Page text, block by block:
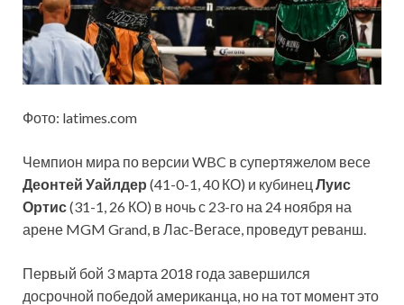
Фото: latimes.com
Чемпион мира по версии WBC в супертяжелом весе
Деонтей Уайлдер (41-0-1, 40 КО) и кубинец Луис
Ортис(31-1, 26 КО) в ночь с 23-го на 24 ноября на
арене MGM Grand, в Лас-Вегасе, проведут реванш.
Первый бой 3 марта 2018 года завершился
досрочной победой американца, но на тот момент это